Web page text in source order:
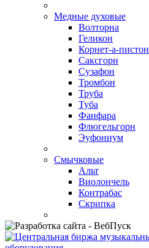
Медные духовые
Волторна
Геликон
Корнет-а-пистон
Саксгорн
Сузафон
Тромбон
Труба
Туба
Фанфара
Флюгельгорн
Эуфониум
Смычковые
Альт
Виолончель
Контрабас
Скрипка